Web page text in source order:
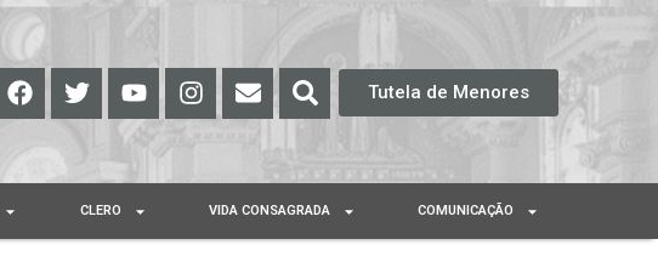
Tutela de Menores
CLERO VIDA CONSAGRADA COMUNICAÇÃO